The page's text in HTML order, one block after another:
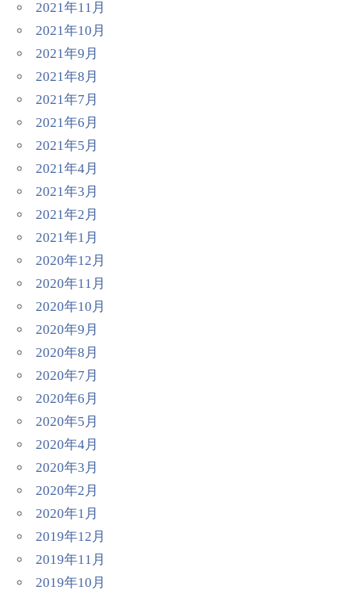
2021年11月
2021年10月
2021年9月
2021年8月
2021年7月
2021年6月
2021年5月
2021年4月
2021年3月
2021年2月
2021年1月
2020年12月
2020年11月
2020年10月
2020年9月
2020年8月
2020年7月
2020年6月
2020年5月
2020年4月
2020年3月
2020年2月
2020年1月
2019年12月
2019年11月
2019年10月